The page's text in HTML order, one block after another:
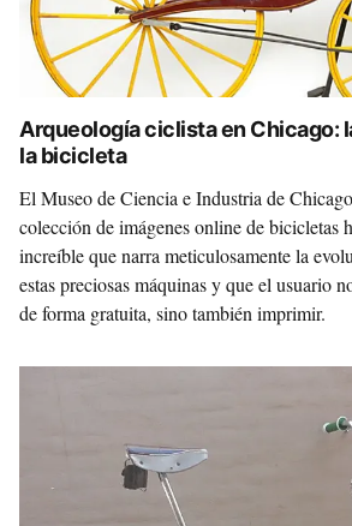
Arqueología ciclista en Chicago:
la bicicleta
El Museo de Ciencia e Industria de
colección de imágenes online de bicicletas
increíble que narra meticulosamente la
estas preciosas máquinas y que el usuario
de forma gratuita, sino también imprimir.